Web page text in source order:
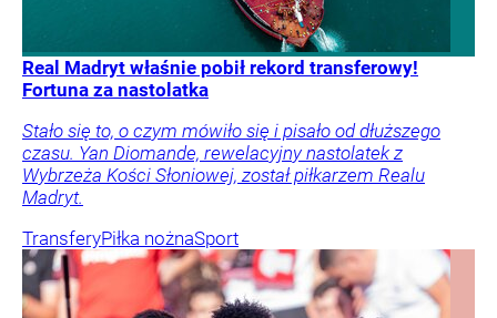
Real Madryt właśnie pobił rekord transferowy!
Fortuna za nastolatka
Stało się to, o czym mówiło się i pisało od dłuższego
czasu. Yan Diomande, rewelacyjny nastolatek z
Wybrzeża Kości Słoniowej, został piłkarzem Realu
Madryt.
TransferyPiłka nożnaSport